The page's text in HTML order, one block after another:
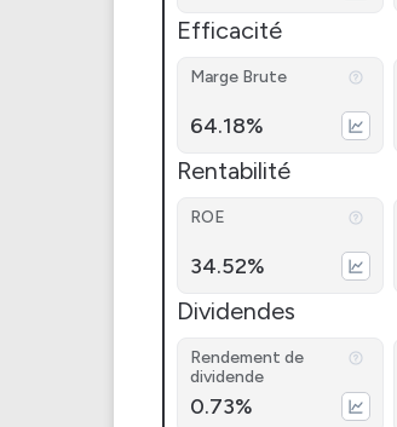
Efficacité
Marge Brute
64.18%
Rentabilité
ROE
34.52%
Dividendes
Rendement de
dividende
0.73%